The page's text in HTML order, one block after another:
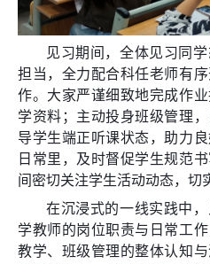
见习期间，全体见习同
担当，全力配合科任老师有
作。大家严谨细致地完成作
学资料；主动投身班级管理
导学生端正听课状态，助力
日常里，及时督促学生规范
间密切关注学生活动动态，切
在沉浸式的一线实践中
学教师的岗位职责与日常工
教学、班级管理的整体认知